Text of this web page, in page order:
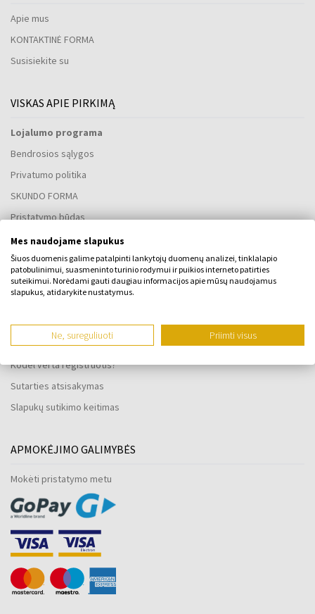
Apie mus
KONTAKTINĖ FORMA
Susisiekite su
VISKAS APIE PIRKIMĄ
Lojalumo programa
Bendrosios sąlygos
Privatumo politika
SKUNDO FORMA
Pristatymo būdas
Kada gausiu užsakytas prekes?
Kodėl verta rinktis mūsų kvepalus ir laikrodžius?
Kas yra kvepalų testeris?
Tik originalios prekės
Dažnai užduodami klausimai
Kodėl verta registruotis?
Sutarties atsisakymas
Slapukų sutikimo keitimas
APMOKĖJIMO GALIMYBĖS
Mokėti pristatymo metu
Mes naudojame slapukus
Šiuos duomenis galime patalpinti lankytojų duomenų analizei, tinklalapio
patobulinimui, suasmeninto turinio rodymui ir puikios interneto patirties
suteikimui. Norėdami gauti daugiau informacijos apie mūsų naudojamus
slapukus, atidarykite nustatymus.
Ne, sureguliuoti Priimti visus